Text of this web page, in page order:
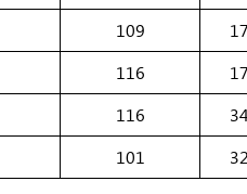
109 17
116 17
116 34
101 32